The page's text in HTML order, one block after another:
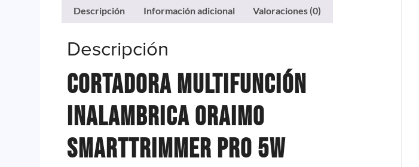
Descripción Información adicional Valoraciones (0)
Descripción
Cortadora Multifunción
Inalambrica Oraimo
Smarttrimmer Pro 5w